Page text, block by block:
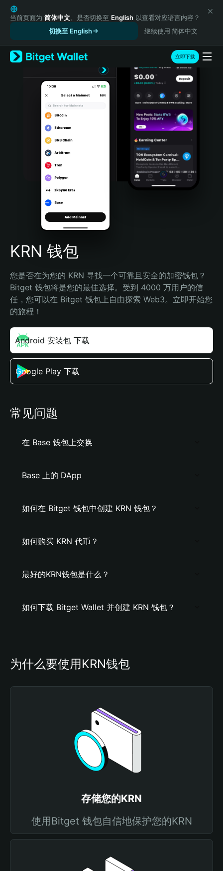
English
日本語
Русский
Español (Latinoamérica)
Türkçe
Português (Portugal)
Bahasa Indonesia
Português (Brasil)
Español (Argentina)
当前页面为 简体中文。是否切换至 English 以查看对应语言内容？
切换至 English
继续使用 简体中文
立即下载
KRN 钱包
您是否在为您的 KRN 寻找一个可靠且安全的加密钱包？
Bitget 钱包将是您的最佳选择。受到 4000 万用户的信
任，您可以在 Bitget 钱包上自由探索 Web3。立即开始您
的旅程！
Android 安装包 下载
Google Play 下载
常见问题
在 Base 钱包上交换
Base 上的 DApp
如何在 Bitget 钱包中创建 KRN 钱包？
如何购买 KRN 代币？
最好的KRN钱包是什么？
如何下载 Bitget Wallet 并创建 KRN 钱包？
为什么要使用KRN钱包
存储您的KRN
使用Bitget 钱包自信地保护您的KRN